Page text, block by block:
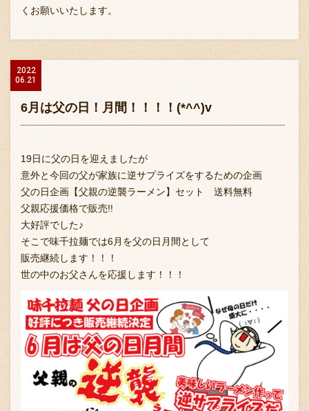
くお願いいたします。
2022
06.21
6月は父の日！月間！！！！(*^^)v
19日に父の日を迎えましたが
意外と今回の父が家族に逆サプライズをするための企画
父の日企画【父親の逆襲ラーメン】セット 送料無料
父親応援価格で販売!!
大好評でした♪
そこで味千拉麺では6月を父の日月間として
販売継続します！！！
世の中のお父さんを応援します！！！